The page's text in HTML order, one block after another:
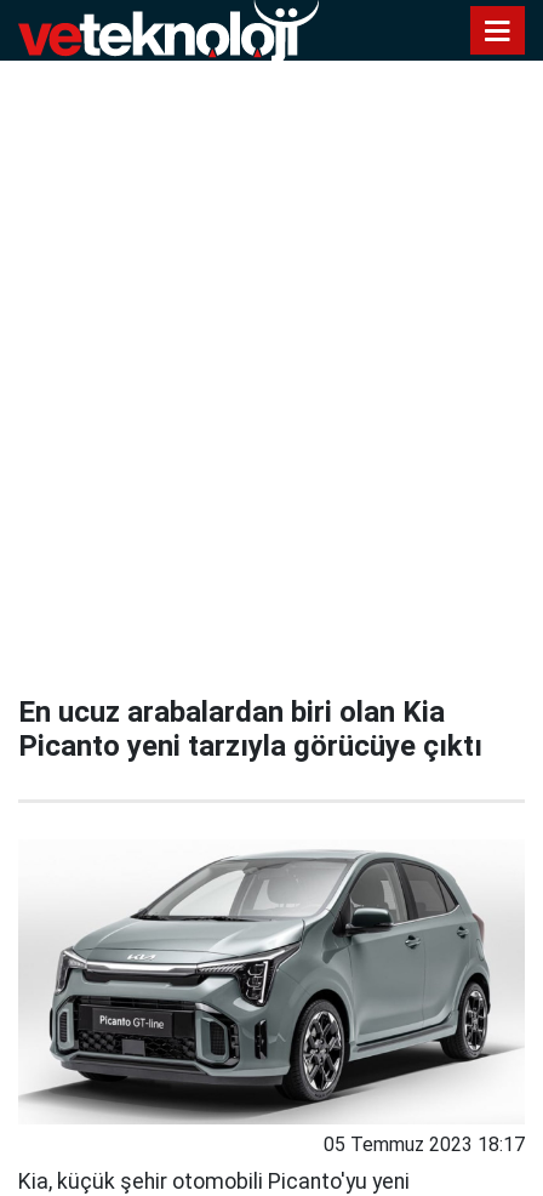
En ucuz arabalardan biri olan Kia
Picanto yeni tarzıyla görücüye çıktı
05 Temmuz 2023 18:17
Kia, küçük şehir otomobili Picanto'yu yeni